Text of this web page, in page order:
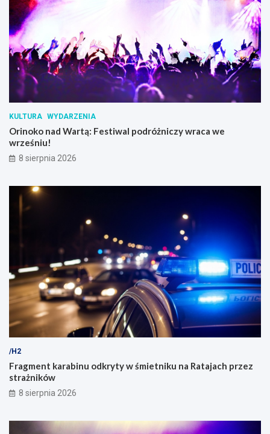
KULTURA WYDARZENIA
Orinoko nad Wartą: Festiwal podróżniczy wraca we
wrześniu!
8 sierpnia 2026
/H2
Fragment karabinu odkryty w śmietniku na Ratajach przez
strażników
8 sierpnia 2026